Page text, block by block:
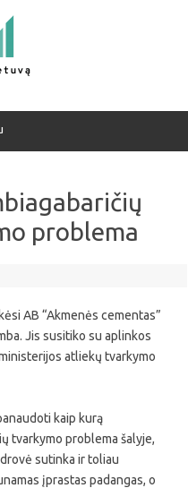
problema
AB “Akmenės cementas”
Jis susitiko su aplinkos
atliekų tvarkymo
kaip kurą
tvarkymo problema šalyje,
sutinka ir toliau
įprastas padangas, o